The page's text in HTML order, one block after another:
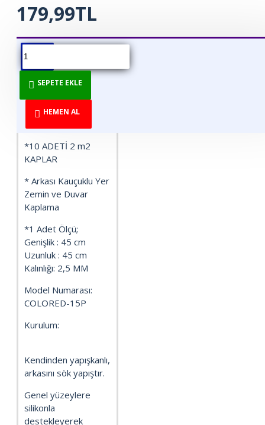
179,99TL
SEPETE EKLE
HEMEN AL
ÜRÜN BILGISI ÜRÜN YORUMLARI
*1 Adet Fiyatıdır
*1 Adet 0,20 m2
*10 ADETİ 2 m2
KAPLAR
* Arkası Kauçuklu Yer
Zemin ve Duvar
Kaplama
*1 Adet Ölçü;
Genişlik : 45 cm
Uzunluk : 45 cm
Kalınlığı: 2,5 MM
Model Numarası:
COLORED-15P
Kurulum:
Kendinden yapışkanlı,
arkasını sök yapıştır.
Genel yüzeylere
silikonla
destekleyerek